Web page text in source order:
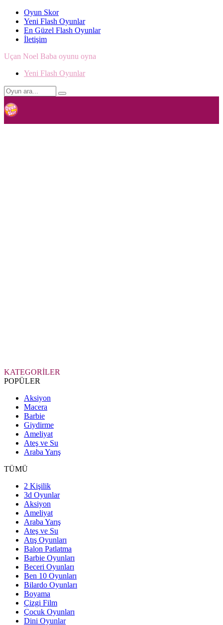
Oyun Skor
Yeni Flash Oyunlar
En Güzel Flash Oyunlar
İletişim
Uçan Noel Baba oyunu oyna
Yeni Flash Oyunlar
KATEGORİLER
POPÜLER
Aksiyon
Macera
Barbie
Giydirme
Ameliyat
Ateş ve Su
Araba Yarış
TÜMÜ
2 Kişilik
3d Oyunlar
Aksiyon
Ameliyat
Araba Yarış
Ateş ve Su
Atış Oyunları
Balon Patlatma
Barbie Oyunları
Beceri Oyunları
Ben 10 Oyunları
Bilardo Oyunları
Boyama
Çizgi Film
Çocuk Oyunları
Dini Oyunlar